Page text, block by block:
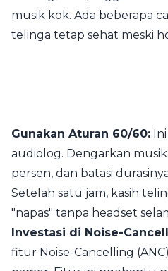
musik kok. Ada beberapa
telinga tetap sehat meski
Gunakan Aturan 60/60:
audiolog. Dengarkan
persen, dan batasi
Setelah satu jam, kasih
"napas" tanpa headset
Investasi di Noise-
fitur Noise-Cancelling